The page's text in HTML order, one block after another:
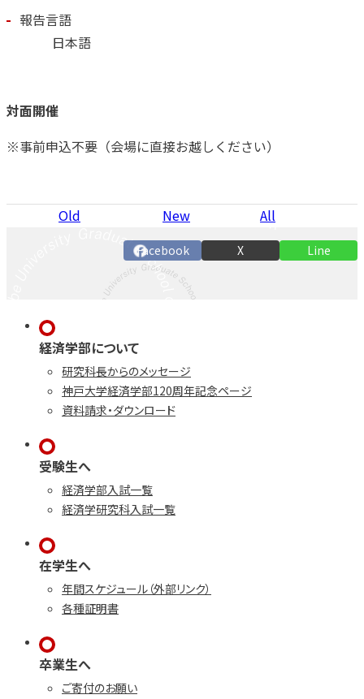
報告言語
日本語
対面開催
※事前申込不要（会場に直接お越しください）
Old All
New
Facebook X Line
経済学部について
研究科長からのメッセージ
神戸大学経済学部120周年記念ページ
資料請求・ダウンロード
受験生へ
経済学部入試一覧
経済学研究科入試一覧
在学生へ
年間スケジュール（外部リンク）
各種証明書
卒業生へ
ご寄付のお願い